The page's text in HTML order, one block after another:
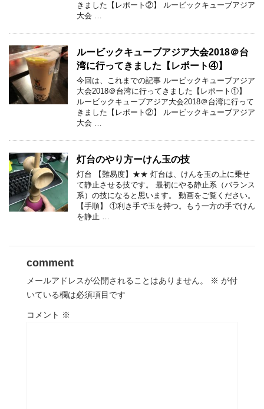
きました【レポート②】 ルービックキューブアジア
大会 …
ルービックキューブアジア大会2018＠台
湾に行ってきました【レポート④】
今回は、これまでの記事 ルービックキューブアジア
大会2018＠台湾に行ってきました【レポート①】
ルービックキューブアジア大会2018＠台湾に行って
きました【レポート②】 ルービックキューブアジア
大会 …
灯台のやり方ーけん玉の技
灯台 【難易度】★★ 灯台は、けんを玉の上に乗せ
て静止させる技です。 最初にやる静止系（バランス
系）の技になると思います。 動画をご覧ください。
【手順】 ①利き手で玉を持つ。もう一方の手でけん
を静止 …
comment
メールアドレスが公開されることはありません。 ※ が付
いている欄は必須項目です
コメント ※